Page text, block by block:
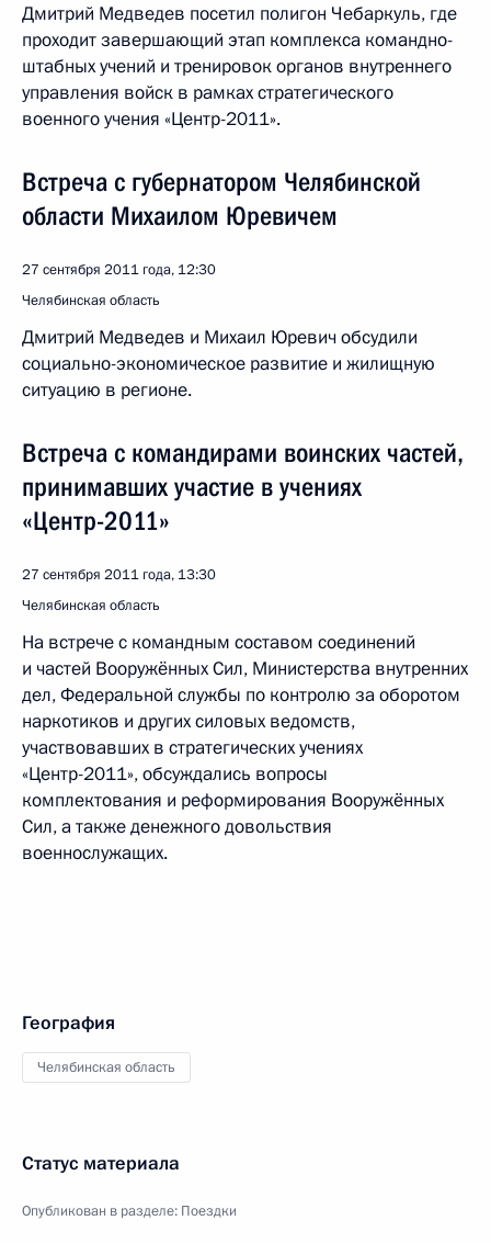
Дмитрий Медведев посетил полигон Чебаркуль, где
проходит завершающий этап комплекса командно-
штабных учений и тренировок органов внутреннего
управления войск в рамках стратегического
военного учения «Центр-2011».
Встреча с губернатором Челябинской
области Михаилом Юревичем
27 сентября 2011 года, 12:30
Челябинская область
Дмитрий Медведев и Михаил Юревич обсудили
социально-экономическое развитие и жилищную
ситуацию в регионе.
Встреча с командирами воинских частей,
принимавших участие в учениях
«Центр-2011»
27 сентября 2011 года, 13:30
Челябинская область
На встрече с командным составом соединений
и частей Вооружённых Сил, Министерства внутренних
дел, Федеральной службы по контролю за оборотом
наркотиков и других силовых ведомств,
участвовавших в стратегических учениях
«Центр-2011», обсуждались вопросы
комплектования и реформирования Вооружённых
Сил, а также денежного довольствия
военнослужащих.
География
Челябинская область
Статус материала
Опубликован в разделе: Поездки